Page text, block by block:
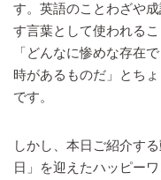
す。英語のことわざや成
す言葉として使われる
「どんなに惨めな存在
時があるものだ」とち
です。
しかし、本日ご紹介す
日」を迎えたハッピー